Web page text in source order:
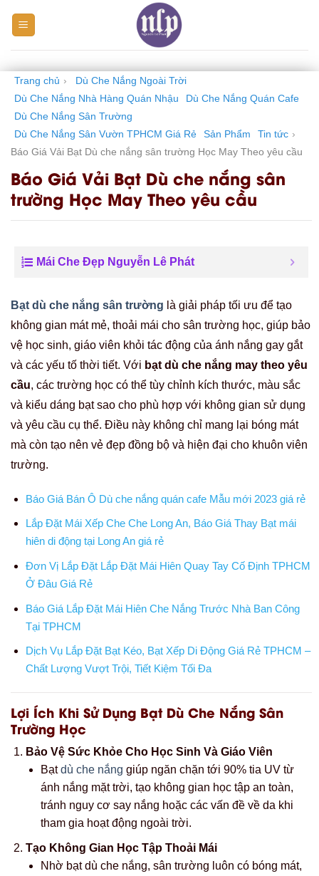
Trang chủ ›
Dù Che Nắng Ngoài Trời
Dù Che Nắng Nhà Hàng Quán Nhậu
Dù Che Nắng Quán Cafe
Dù Che Nắng Sân Trường
Dù Che Nắng Sân Vườn TPHCM Giá Rẻ
Sản Phẩm Tin tức ›
Báo Giá Vải Bạt Dù che nắng sân trường Học May Theo yêu cầu
Báo Giá Vải Bạt Dù che nắng sân
trường Học May Theo yêu cầu
Mái Che Đẹp Nguyễn Lê Phát
Bạt dù che nắng sân trường là giải pháp tối ưu để tạo
không gian mát mẻ, thoải mái cho sân trường học, giúp bảo
vệ học sinh, giáo viên khỏi tác động của ánh nắng gay gắt
và các yếu tố thời tiết. Với bạt dù che nắng may theo yêu
cầu, các trường học có thể tùy chỉnh kích thước, màu sắc
và kiểu dáng bạt sao cho phù hợp với không gian sử dụng
và yêu cầu cụ thể. Điều này không chỉ mang lại bóng mát
mà còn tạo nên vẻ đẹp đồng bộ và hiện đại cho khuôn viên
trường.
Báo Giá Bán Ô Dù che nắng quán cafe Mẫu mới 2023 giá rẻ
Lắp Đặt Mái Xếp Che Che Long An, Báo Giá Thay Bạt mái
hiên di động tại Long An giá rẻ
Đơn Vị Lắp Đặt Lắp Đặt Mái Hiên Quay Tay Cố Định TPHCM
Ở Đâu Giá Rẻ
Báo Giá Lắp Đặt Mái Hiên Che Nắng Trước Nhà Ban Công
Tại TPHCM
Dịch Vụ Lắp Đặt Bạt Kéo, Bạt Xếp Di Động Giá Rẻ TPHCM –
Chất Lượng Vượt Trội, Tiết Kiệm Tối Đa
Lợi Ích Khi Sử Dụng Bạt Dù Che Nắng Sân
Trường Học
Bảo Vệ Sức Khỏe Cho Học Sinh Và Giáo Viên
Bạtdù che nắng giúp ngăn chặn tới 90% tia UV từ
ánh nắng mặt trời, tạo không gian học tập an toàn,
tránh nguy cơ say nắng hoặc các vấn đề về da khi
tham gia hoạt động ngoài trời.
Tạo Không Gian Học Tập Thoải Mái
Nhờ bạt dù che nắng, sân trường luôn có bóng mát,